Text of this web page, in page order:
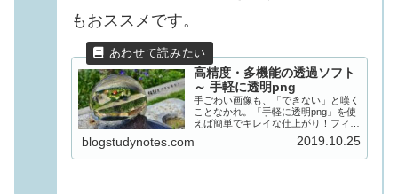
もおススメです。
高精度・多機能の透過ソフト
～ 手軽に透明png
手ごわい画像も、「できない」と嘆く
ことなかれ。「手軽に透明png」を使
えば簡単でキレイな仕上がり！フィニ
ッシュボタンで、クッキリ透過画像を
blogstudynotes.com 2019.10.25